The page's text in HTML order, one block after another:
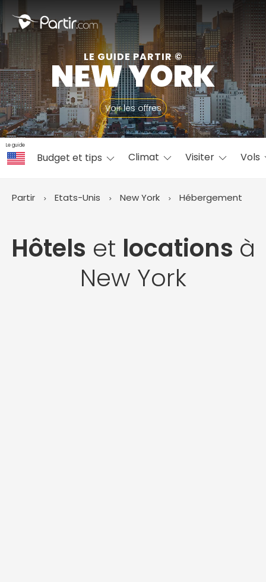
LE GUIDE PARTIR ©
NEW YORK
Voir les offres
Le guide
Budget et tips Climat Visiter Vols
Partir Etats-Unis New York Hébergement
Hôtels et locations à
New York
Fermer
📍 Destinations populaires
☀️ Où partir par mois
Juillet
Août Septembre
Octobre